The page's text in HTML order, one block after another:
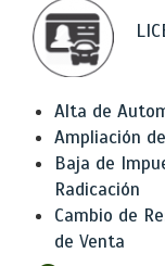
Alta de
Ampliación
Baja de
Radicación
Cambio de
de Venta